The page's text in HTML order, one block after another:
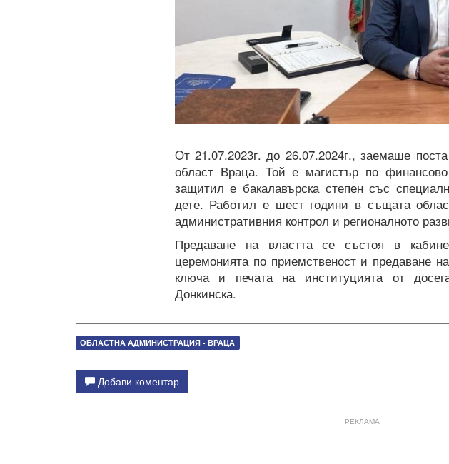
Oт 21.07.2023г. до 26.07.2024г., заемаше
област Враца. Той е магистър по
защитил е бакалавърска степен със
дете. Работил е шест години в същата
административния контрол и регионалното
Предаване на властта се състоя в
церемонията по приемственост и предаване
ключа и печата на институцията от
Донкинска.
ОБЛАСТНА АДМИНИСТРАЦИЯ - ВРАЦА
Добави коментар
РЕКЛАМА